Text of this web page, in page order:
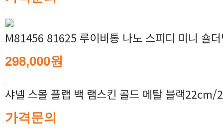
M81456 81625 루이비통 나노 스피디 미니 숄
298,000원
샤넬 스몰 플랩 백 램스킨 골드 메탈 블랙22cm/
가격문의